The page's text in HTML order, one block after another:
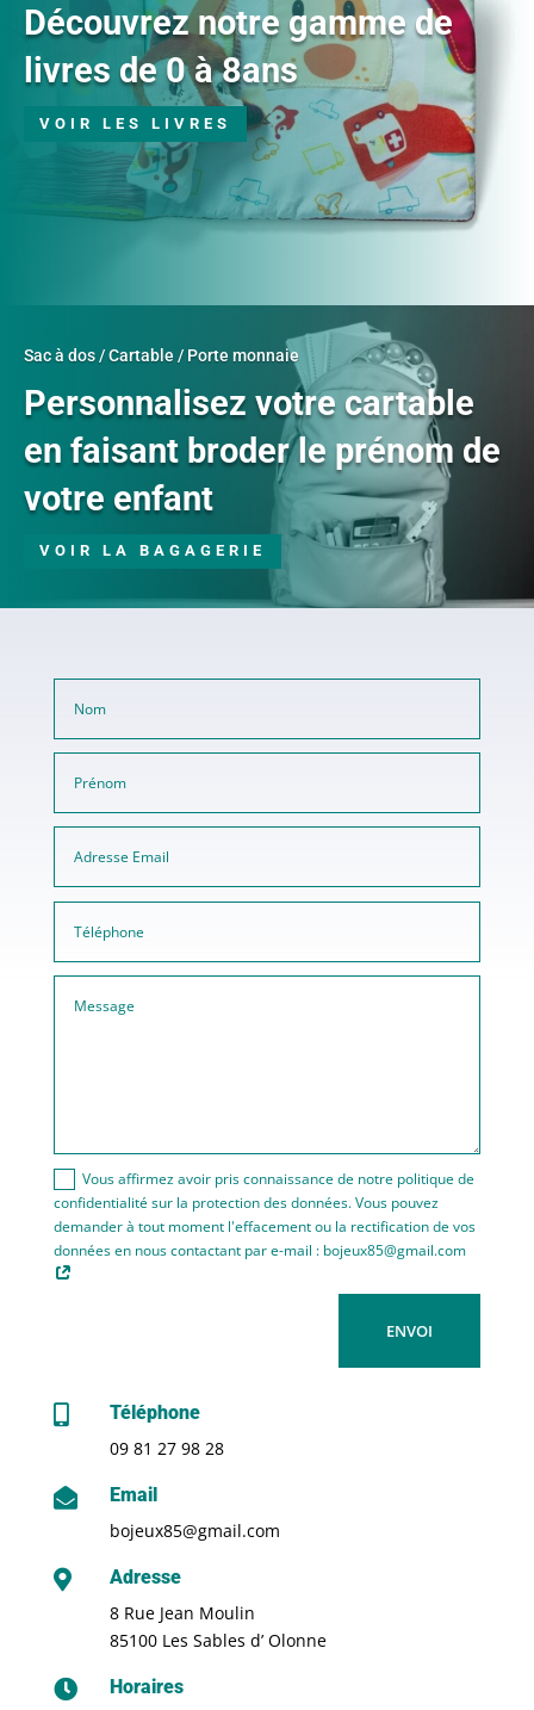
Découvrez notre gamme de
livres de 0 à 8ans
VOIR LES LIVRES
Sac à dos / Cartable / Porte monnaie
Personnalisez votre cartable
en faisant broder le prénom de
votre enfant
VOIR LA BAGAGERIE
Vous affirmez avoir pris connaissance de notre politique de
confidentialité sur la protection des données. Vous pouvez
demander à tout moment l'effacement ou la rectification de vos
données en nous contactant par e-mail : bojeux85@gmail.com
ENVOI

Téléphone
09 81 27 98 28

Email
bojeux85@gmail.com

Adresse
8 Rue Jean Moulin
85100 Les Sables d’ Olonne

Horaires